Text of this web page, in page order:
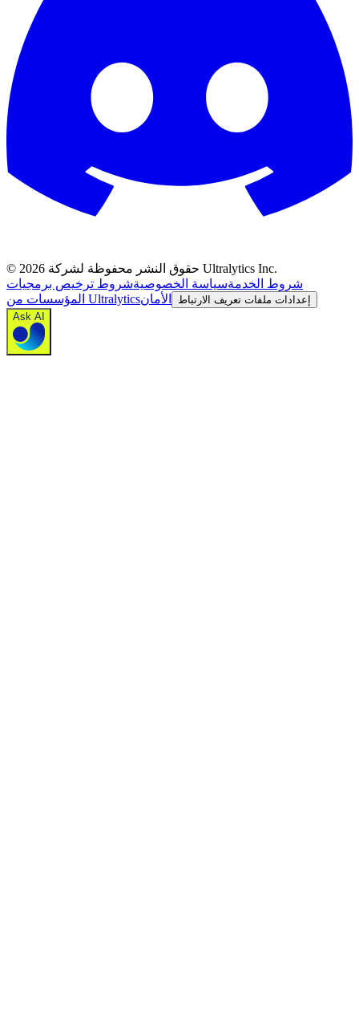
© 2026
حقوق النشر محفوظة لشركة Ultralytics Inc.
شروط الخدمةسياسة الخصوصيةشروط ترخيص برمجيات
المؤسسات من Ultralyticsالأمان
إعدادات ملفات تعريف الارتباط
Ask AI